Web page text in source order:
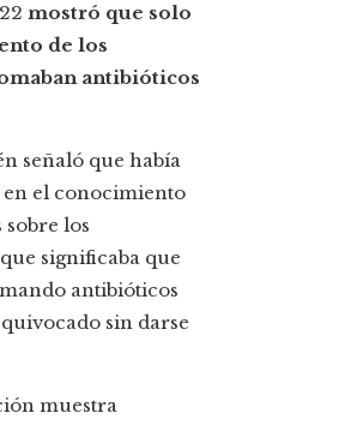
mostró que solo
de los
antibióticos
señaló que había
en el conocimiento
sobre los
significaba que
antibióticos
sin darse
muestra